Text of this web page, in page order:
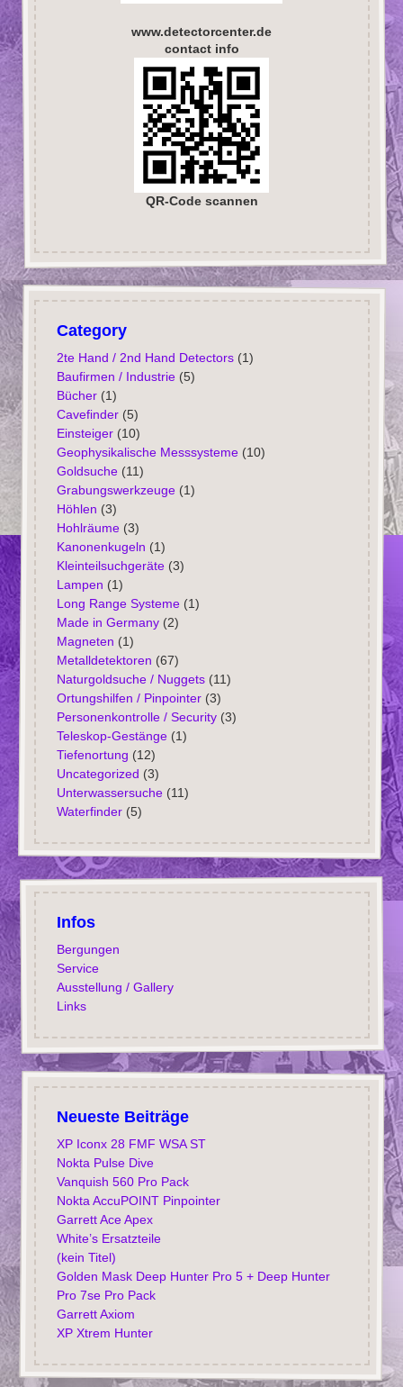
www.detectorcenter.de
contact info
QR-Code scannen
Category
2te Hand / 2nd Hand Detectors(1)
Baufirmen / Industrie(5)
Bücher(1)
Cavefinder(5)
Einsteiger(10)
Geophysikalische Messsysteme(10)
Goldsuche(11)
Grabungswerkzeuge(1)
Höhlen (3)
Hohlräume(3)
Kanonenkugeln (1)
Kleinteilsuchgeräte(3)
Lampen (1)
Long Range Systeme(1)
Made in Germany(2)
Magneten (1)
Metalldetektoren (67)
Naturgoldsuche / Nuggets(11)
Ortungshilfen / Pinpointer(3)
Personenkontrolle / Security(3)
Teleskop-Gestänge(1)
Tiefenortung (12)
Uncategorized (3)
Unterwassersuche(11)
Waterfinder(5)
Infos
Bergungen
Service
Ausstellung / Gallery
Links
Neueste Beiträge
XP Iconx 28 FMF WSA ST
Nokta Pulse Dive
Vanquish 560 Pro Pack
Nokta AccuPOINT Pinpointer
Garrett Ace Apex
White’s Ersatzteile
(kein Titel)
Golden Mask Deep Hunter Pro 5 + Deep Hunter
Pro 7se Pro Pack
Garrett Axiom
XP Xtrem Hunter